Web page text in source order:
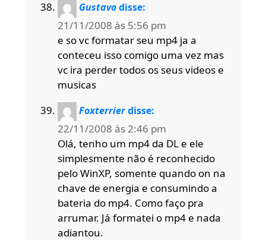
Gustavo disse:
21/11/2008 às 5:56 pm
e so vc formatar seu mp4 ja a
conteceu isso comigo uma vez mas
vc ira perder todos os seus videos e
musicas
Foxterrier disse:
22/11/2008 às 2:46 pm
Olá, tenho um mp4 da DL e ele
simplesmente não é reconhecido
pelo WinXP, somente quando on na
chave de energia e consumindo a
bateria do mp4. Como faço pra
arrumar. Já formatei o mp4 e nada
adiantou.